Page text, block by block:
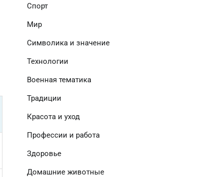
Спорт
Мир
Символика и значение
Технологии
Военная тематика
Традиции
Красота и уход
Профессии и работа
Здоровье
Домашние животные